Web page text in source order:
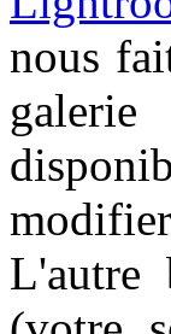
nous
L'autre